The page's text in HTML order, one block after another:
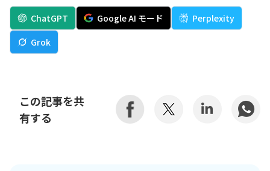
ChatGPT Google AI モード
Perplexity
Grok
この記事を共
有する